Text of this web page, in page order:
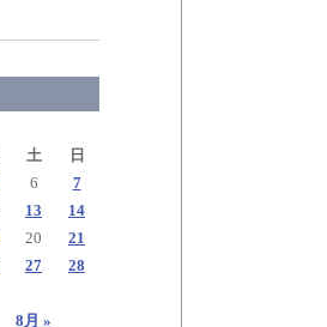
土 日
8月 »
6
7
13
14
20
21
27
28